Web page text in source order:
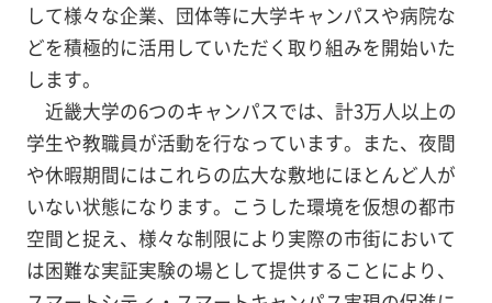
して様々な企業、団体等に大学キャンパスや病院な
どを積極的に活用していただく取り組みを開始いた
します。
近畿大学の6つのキャンパスでは、計3万人以上の
学生や教職員が活動を行なっています。また、夜間
や休暇期間にはこれらの広大な敷地にほとんど人が
いない状態になります。こうした環境を仮想の都市
空間と捉え、様々な制限により実際の市街において
は困難な実証実験の場として提供することにより、